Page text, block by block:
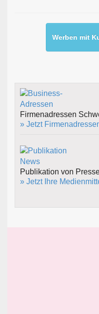
Werben mit
Firmenadressen
» Jetzt
Publikation von
» Jetzt Ihre